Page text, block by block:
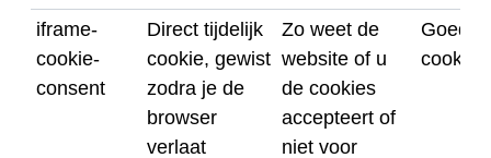
iframe-
cookie-
consent
Direct tijdelijk
cookie, gewist
zodra je de
browser
verlaat
Zo weet de
website of u
de cookies
accepteert of
niet voor
cookies